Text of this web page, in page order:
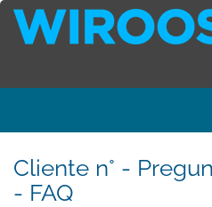
Cliente n° -
- FAQ